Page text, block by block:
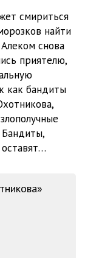
14:58
23:46
смириться
найти
снова
приятелю,
как бандиты
Бандиты,